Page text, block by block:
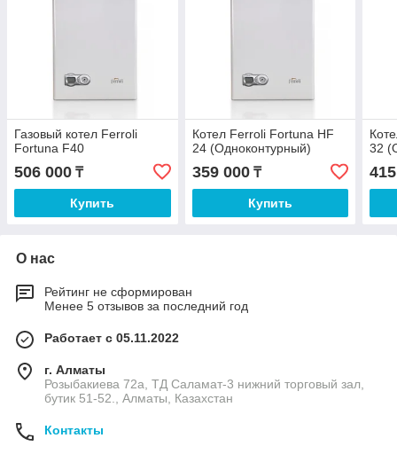
Газовый котел Ferroli
Fortuna F40
506 000 ₸
Купить
Котел Ferroli Fortuna HF
24 (Одноконтурный)
359 000₸
Купить
32
О нас
Рейтинг не сформирован
Менее 5 отзывов за последний год
Работает с 05.11.2022
г. Алматы
Розыбакиева 72а, ТД Саламат-3 нижний торговый зал,
бутик 51-52., Алматы, Казахстан
Контакты